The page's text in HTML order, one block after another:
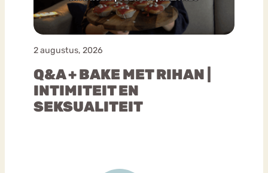
2 augustus, 2026
Q&A + BAKE MET RIHAN |
INTIMITEIT EN
SEKSUALITEIT